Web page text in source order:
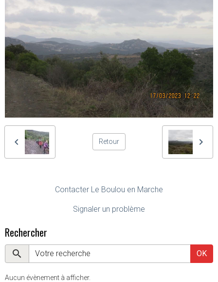
Retour
Contacter Le Boulou en Marche
Signaler un problème
Rechercher
OK
Aucun évènement à afficher.